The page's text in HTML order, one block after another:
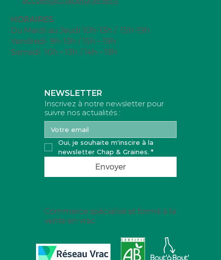
HORAIRES
Du Mardi au Jeudi 10h-13h / 15h-19h
Vendredi 9h-13h / 15h – 19h
Samedi 10h – 13h / 14h – 19h
NEWSLETTER
Inscrivez à notre newsletter pour
suivre nos actualités :
Oui, je souhaite m'inscire à la
newsletter Chap & Graines. *
Envoyer
Commerce spécialisé et formé à la
vente en vrac.